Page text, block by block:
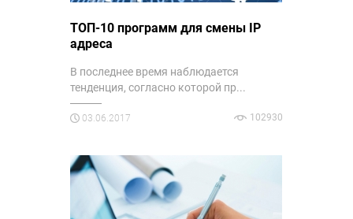
ТОП-10 программ для смены IP
адреса
В последнее время наблюдается
тенденция, согласно которой пр...
03.06.2017 102930